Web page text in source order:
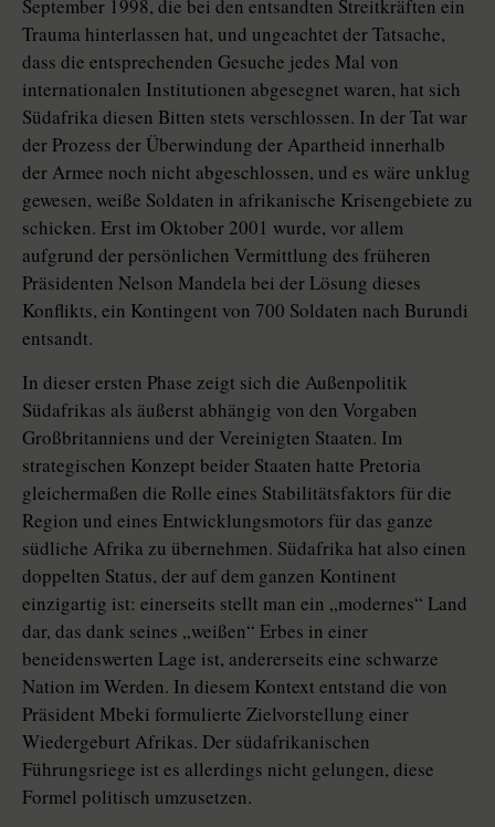
September 1998, die bei den entsandten Streitkräften ein
Trauma hinterlassen hat, und ungeachtet der Tatsache,
dass die entsprechenden Gesuche jedes Mal von
internationalen Institutionen abgesegnet waren, hat sich
Südafrika diesen Bitten stets verschlossen. In der Tat war
der Prozess der Überwindung der Apartheid innerhalb
der Armee noch nicht abgeschlossen, und es wäre unklug
gewesen, weiße Soldaten in afrikanische Krisengebiete zu
schicken. Erst im Oktober 2001 wurde, vor allem
aufgrund der persönlichen Vermittlung des früheren
Präsidenten Nelson Mandela bei der Lösung dieses
Konflikts, ein Kontingent von 700 Soldaten nach Burundi
entsandt.
In dieser ersten Phase zeigt sich die Außenpolitik
Südafrikas als äußerst abhängig von den Vorgaben
Großbritanniens und der Vereinigten Staaten. Im
strategischen Konzept beider Staaten hatte Pretoria
gleichermaßen die Rolle eines Stabilitätsfaktors für die
Region und eines Entwicklungsmotors für das ganze
südliche Afrika zu übernehmen. Südafrika hat also einen
doppelten Status, der auf dem ganzen Kontinent
einzigartig ist: einerseits stellt man ein „modernes“ Land
dar, das dank seines „weißen“ Erbes in einer
beneidenswerten Lage ist, andererseits eine schwarze
Nation im Werden. In diesem Kontext entstand die von
Präsident Mbeki formulierte Zielvorstellung einer
Wiedergeburt Afrikas. Der südafrikanischen
Führungsriege ist es allerdings nicht gelungen, diese
Formel politisch umzusetzen.